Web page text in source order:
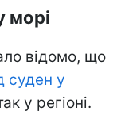
морі
відомо, що
суден у
у регіоні.